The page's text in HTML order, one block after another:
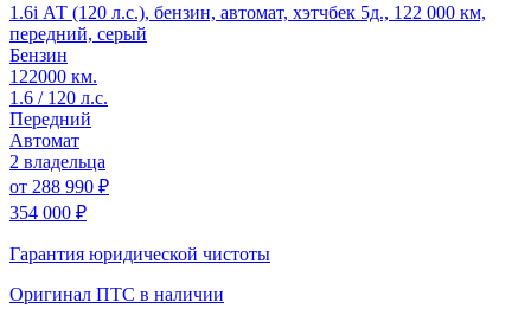
1.6i АТ (120 л.с.), бензин, автомат, хэтчбек 5д., 122 000 км,
передний, серый
Бензин
122000 км.
1.6 / 120 л.с.
Передний
Автомат
2 владельца
от 288 990 ₽
354 000 ₽
Гарантия юридической чистоты
Оригинал ПТС в наличии